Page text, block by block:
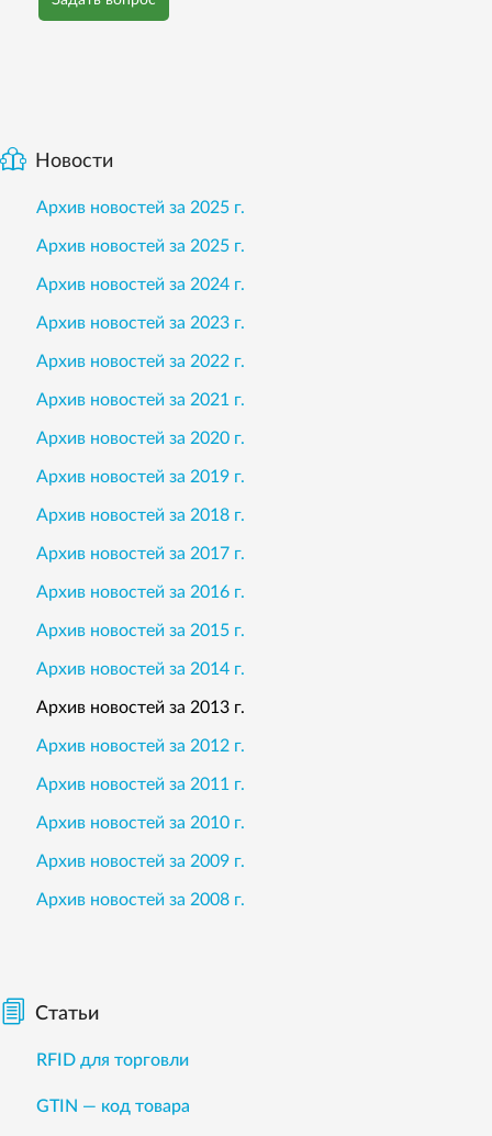
Новости
Архив новостей за 2025 г.
Архив новостей за 2025 г.
Архив новостей за 2024 г.
Архив новостей за 2023 г.
Архив новостей за 2022 г.
Архив новостей за 2021 г.
Архив новостей за 2020 г.
Архив новостей за 2019 г.
Архив новостей за 2018 г.
Архив новостей за 2017 г.
Архив новостей за 2016 г.
Архив новостей за 2015 г.
Архив новостей за 2014 г.
Архив новостей за 2013 г.
Архив новостей за 2012 г.
Архив новостей за 2011 г.
Архив новостей за 2010 г.
Архив новостей за 2009 г.
Архив новостей за 2008 г.
Статьи
RFID для торговли
GTIN — код товара